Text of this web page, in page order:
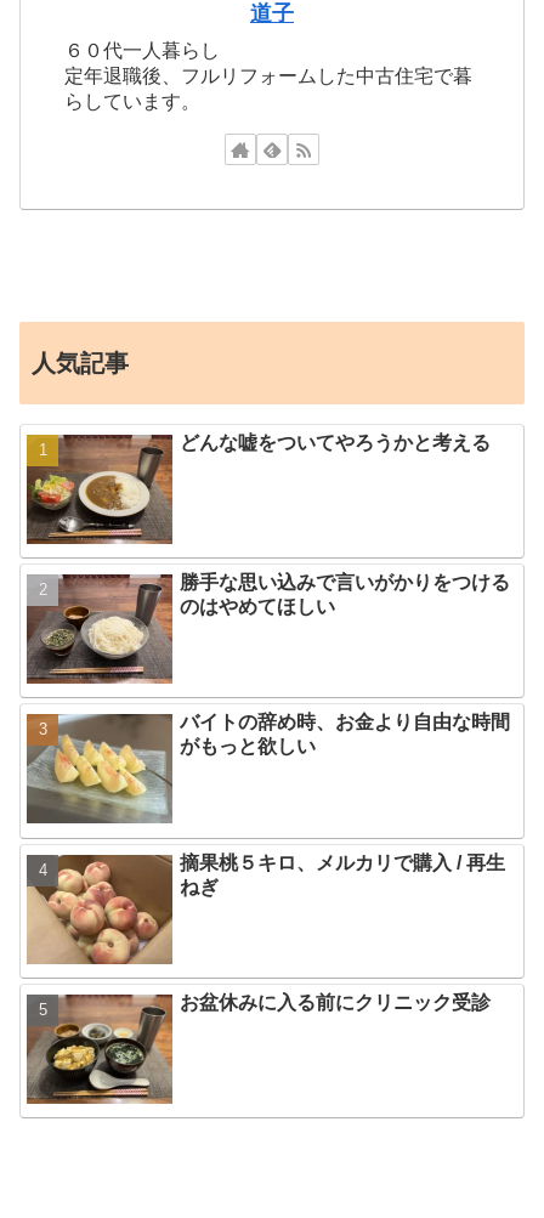
道子
６０代一人暮らし
定年退職後、フルリフォームした中古住宅で暮
らしています。
人気記事
どんな嘘をついてやろうかと考える
勝手な思い込みで言いがかりをつける
のはやめてほしい
バイトの辞め時、お金より自由な時間
がもっと欲しい
摘果桃５キロ、メルカリで購入 / 再生
ねぎ
お盆休みに入る前にクリニック受診